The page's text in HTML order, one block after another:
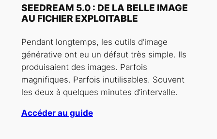
SEEDREAM 5.0 : DE LA BELLE IMAGE
AU FICHIER EXPLOITABLE
Pendant longtemps, les outils d’image
générative ont eu un défaut très simple. Ils
produisaient des images. Parfois
magnifiques. Parfois inutilisables. Souvent
les deux à quelques minutes d’intervalle.
Accéder au guide